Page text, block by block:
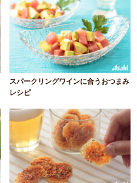
スパークリングワインに合うおつまみ
レシピ